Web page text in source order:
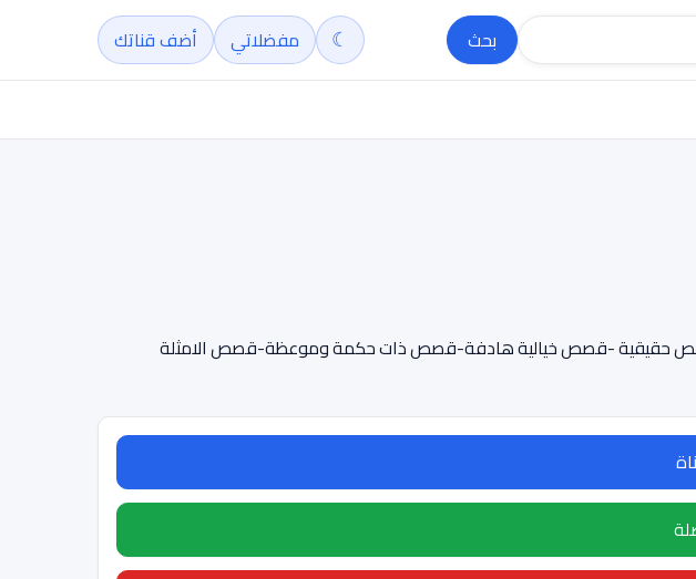
بحث ☾ مفضلاتي أضف قناتك
قصص حقيقية -قصص خيالية هادفة-قصص ذات حكمة وموعظة-قصص الامثلة